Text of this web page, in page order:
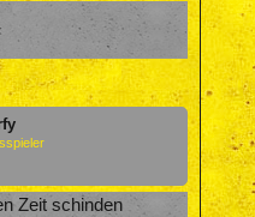
Zeit schinden